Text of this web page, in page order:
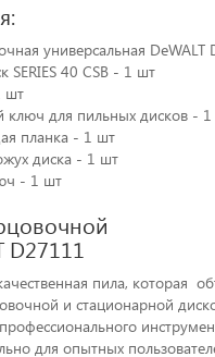
универсальная DeWALT
SERIES 40 CSB - 1 шт
шт
ключ для пильных дисков -
планка - 1 шт
диска - 1 шт
- 1 шт
D27111
пила, которая
и стационарной
для опытных